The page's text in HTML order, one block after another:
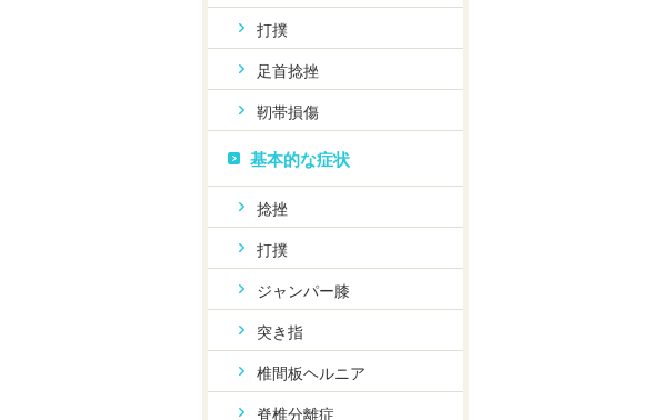
打撲
足首捻挫
靭帯損傷
基本的な症状
捻挫
打撲
ジャンパー膝
突き指
椎間板ヘルニア
脊椎分離症